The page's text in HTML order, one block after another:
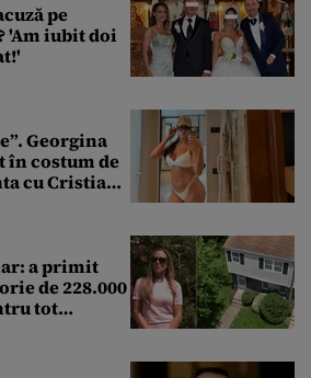
pe
'Am iubit doi
Georgina
în costum de
cu Cristiano
a primit
de 228.000
tot